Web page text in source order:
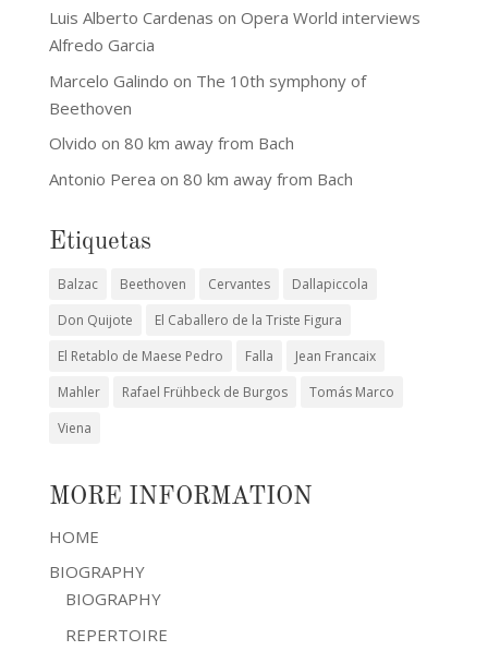
Luis Alberto Cardenas on Opera World interviews
Alfredo Garcia
Marcelo Galindo on The 10th symphony of
Beethoven
Olvido on 80 km away from Bach
Antonio Perea on 80 km away from Bach
Etiquetas
Balzac Beethoven Cervantes
Dallapiccola
Don Quijote
El Caballero de la Triste Figura
El Retablo de Maese Pedro
Falla
Jean Francaix
Mahler
Rafael Frühbeck de Burgos
Tomás Marco
Viena
MORE INFORMATION
HOME
BIOGRAPHY
BIOGRAPHY
REPERTOIRE